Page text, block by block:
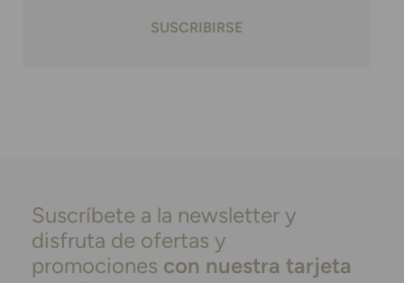
SUSCRIBIRSE
Suscríbete a la newsletter y
disfruta de ofertas y
promociones con nuestra tarjeta